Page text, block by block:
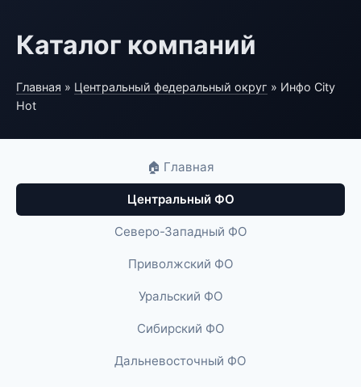
Каталог компаний
Главная » Центральный федеральный округ » Инфо City
Hot
🏠 Главная
Центральный ФО
Северо-Западный ФО
Приволжский ФО
Уральский ФО
Сибирский ФО
Дальневосточный ФО